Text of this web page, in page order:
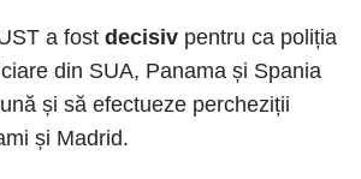
a fost decisiv pentru ca poliția
din SUA, Panama și Spania
și să efectueze percheziții
și Madrid.